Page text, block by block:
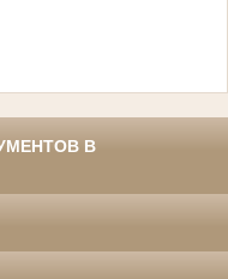
В